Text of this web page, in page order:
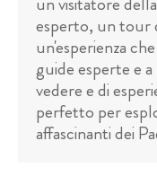
esperto, un tour
un'esperienza
guide esperte e
vedere e di
perfetto per
affascinanti dei